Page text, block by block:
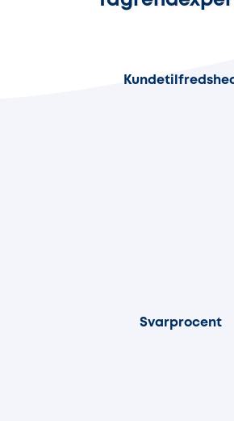
Svarprocent